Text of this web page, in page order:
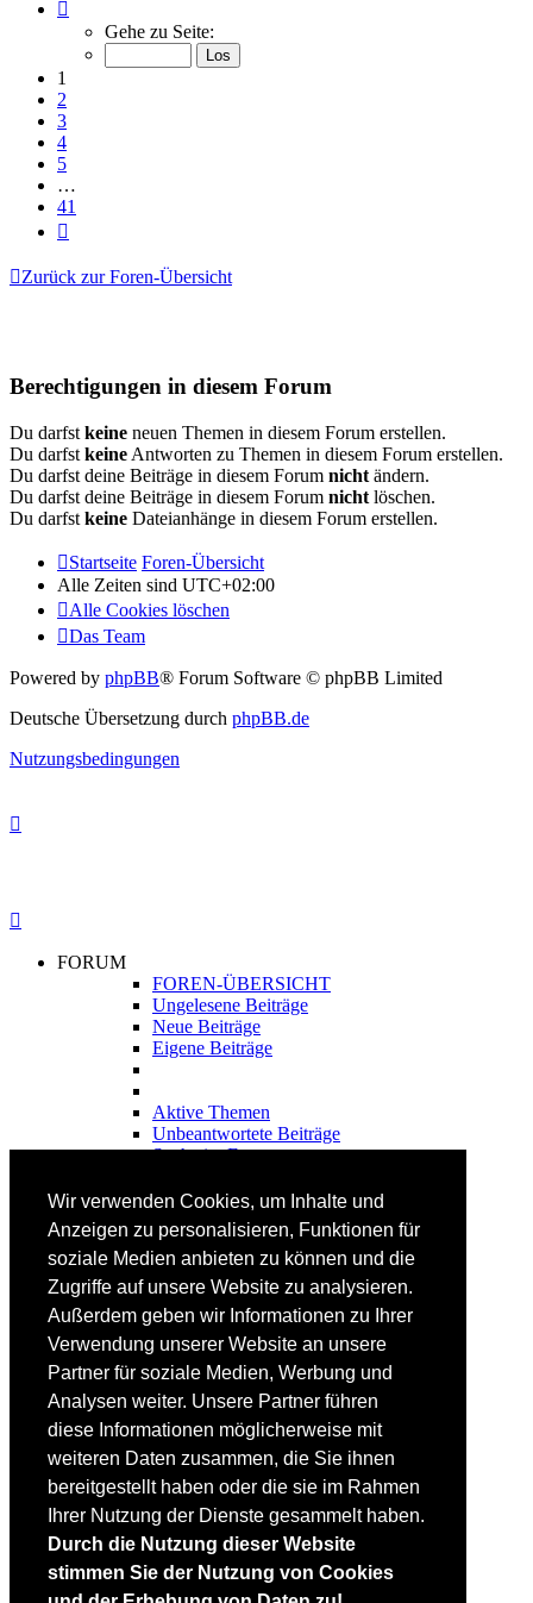
Wir verwenden Cookies, um Inhalte und
Anzeigen zu personalisieren, Funktionen für
soziale Medien anbieten zu können und die
Zugriffe auf unsere Website zu analysieren.
Außerdem geben wir Informationen zu Ihrer
Verwendung unserer Website an unsere
Partner für soziale Medien, Werbung und
Analysen weiter. Unsere Partner führen
diese Informationen möglicherweise mit
weiteren Daten zusammen, die Sie ihnen
bereitgestellt haben oder die sie im Rahmen
Ihrer Nutzung der Dienste gesammelt haben.
Durch die Nutzung dieser Website
stimmen Sie der Nutzung von Cookies
von
Gehe zu Seite:
1
2
3
4
5
…
41
Zurück zur Foren-Übersicht
Berechtigungen in diesem Forum
Du darfst keine neuen Themen in diesem Forum erstellen.
Du darfst keine Antworten zu Themen in diesem Forum erstellen.
Du darfst deine Beiträge in diesem Forum nicht ändern.
Du darfst deine Beiträge in diesem Forum nicht löschen.
Du darfst keine Dateianhänge in diesem Forum erstellen.
Startseite Foren-Übersicht
Alle Zeiten sind UTC+02:00
Alle Cookies löschen
Das Team
Powered by phpBB® Forum Software © phpBB Limited
Deutsche Übersetzung durch phpBB.de
Nutzungsbedingungen
FORUM
FOREN-ÜBERSICHT
Ungelesene Beiträge
Neue Beiträge
Eigene Beiträge
Aktive Themen
Unbeantwortete Beiträge
Suche im Forum
FAHRTECHNIK
Fortgeschrittene
Lehrplan
Videoanalyse
SKI
SKITEST
Ski-FAQ
Tipps Ski-Kauf
Ski-Typen
Skishops
EQUIPMENT
Skibekleidung
Skischuhe
Bootfitting
Skihelme
Skiservice selbst